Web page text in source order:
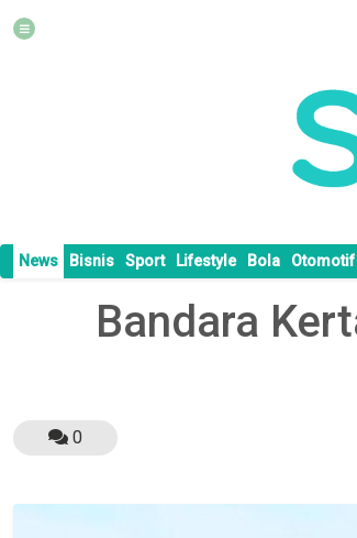
News Bisnis Sport Lifestyle Bola Otomotif
Bandara
0